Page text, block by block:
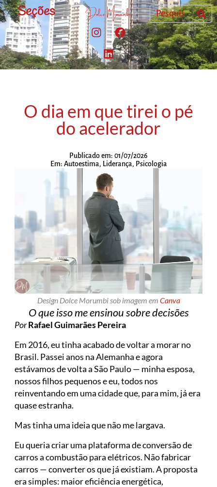
Seções
O dia em que tirei o pé
do acelerador
Publicado em: 01/07/2026
Em: Autoestima, Liderança, Psicologia
Design Dolce Morumbi sob imagem em Canva
O que isso me ensinou sobre decisões
PorRafael Guimarães Pereira
Em 2016, eu tinha acabado de voltar a morar no
Brasil. Passei anos na Alemanha e agora
estávamos de volta a São Paulo — minha esposa,
nossos filhos pequenos e eu, todos nos
reinventando em uma cidade que, para mim, já era
quase estranha.
Mas tinha uma ideia que não me largava.
Eu queria criar uma plataforma de conversão de
carros a combustão para elétricos. Não fabricar
carros — converter os que já existiam. A proposta
era simples: maior eficiência energética,